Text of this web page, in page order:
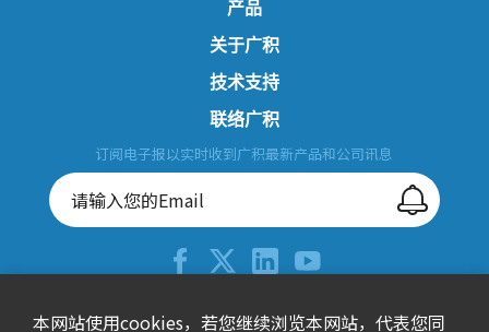
产品
关于广积
技术支持
联络广积
订阅电子报以实时收到广积最新产品和公司讯息
+886-2-26557588
本网站使用cookies，若您继续浏览本网站，代表您同